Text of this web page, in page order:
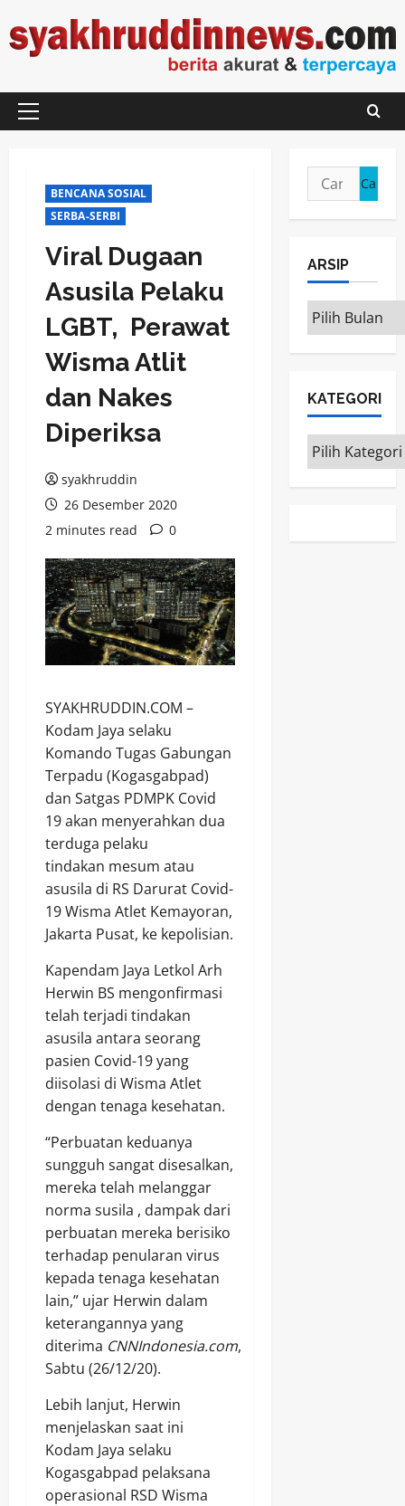
to
content
Primary
BENCANA SOSIAL
SERBA-SERBI
Viral Dugaan
Asusila Pelaku
LGBT, Perawat
Wisma Atlit
dan Nakes
Diperiksa
syakhruddin
26 Desember 2020
2 minutes read
0
SYAKHRUDDIN.COM –
Kodam Jaya selaku
Komando Tugas Gabungan
Terpadu (Kogasgabpad)
dan Satgas PDMPK Covid
19 akan menyerahkan dua
terduga pelaku
tindakan mesum atau
asusila di RS Darurat Covid-
19 Wisma Atlet Kemayoran,
Jakarta Pusat, ke kepolisian.
Kapendam Jaya Letkol Arh
Herwin BS mengonfirmasi
telah terjadi tindakan
asusila antara seorang
pasien Covid-19 yang
diisolasi di Wisma Atlet
dengan tenaga kesehatan.
“Perbuatan keduanya
sungguh sangat disesalkan,
mereka telah melanggar
norma susila , dampak dari
perbuatan mereka berisiko
terhadap penularan virus
kepada tenaga kesehatan
lain,” ujar Herwin dalam
keterangannya yang
diterima CNNIndonesia.com,
Sabtu (26/12/20).
Lebih lanjut, Herwin
menjelaskan saat ini
Kodam Jaya selaku
Kogasgabpad pelaksana
operasional RSD Wisma
Cari
untuk:
ARSIP
ARSIP
KATEGORI
Kategori